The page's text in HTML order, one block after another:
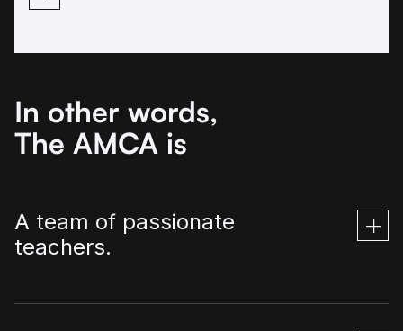
In other words,
The AMCA is
A team of passionate
teachers.